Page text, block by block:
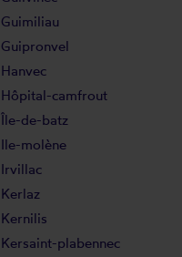
Guimiliau
Guipronvel
Hanvec
Hôpital-camfrout
Île-de-batz
Ile-molène
Irvillac
Kerlaz
Kernilis
Kersaint-plabennec